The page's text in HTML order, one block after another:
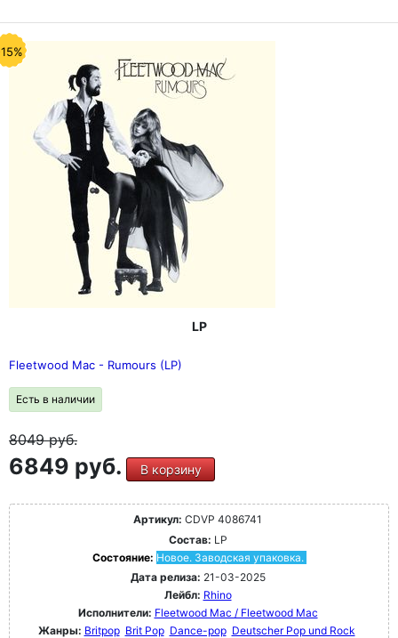
LP
Fleetwood Mac - Rumours (LP)
Есть в наличии
8049руб.
6849 руб. В корзину
Артикул: CDVP 4086741
Состав: LP
Состояние: Новое. Заводская упаковка.
Дата релиза: 21-03-2025
Лейбл: Rhino
Исполнители: Fleetwood Mac / Fleetwood Mac
Жанры: Britpop Brit Pop Dance-pop Deutscher Pop und Rock